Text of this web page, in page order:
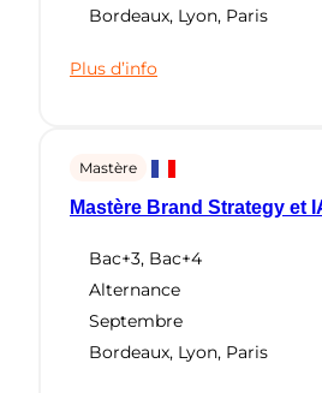
Bordeaux, Lyon, Paris
Plus d’info
Mastère
Mastère Brand Strategy et
Bac+3, Bac+4
Alternance
Septembre
Bordeaux, Lyon, Paris